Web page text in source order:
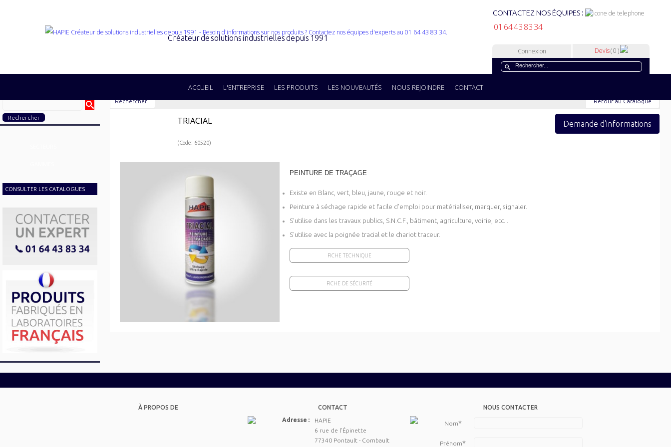
Créateur de solutions industrielles depuis 1991
CONTACTEZ NOS ÉQUIPES :
01 64 43 83 34
Connexion Devis( 0 )
ACCUEIL L'ENTREPRISE LES PRODUITS LES NOUVEAUTÉS NOUS REJOINDRE CONTACT
CONSULTER LES CATALOGUES
Rechercher Retour au Catalogue
TRIACIAL
(Code: 60520)
Demande d'informations
PEINTURE DE TRAÇAGE
Existe en Blanc, vert, bleu, jaune, rouge et noir.
Peinture à séchage rapide et facile d’emploi pour matérialiser, marquer, signaler.
S’utilise dans les travaux publics, S.N.C.F., bâtiment, agriculture, voirie, etc...
S'utilise avec la poignée tracial et le chariot traceur.
FICHE TECHNIQUE
FICHE DE SÉCURITÉ
À PROPOS DE
CONTACT
Adresse :
HAPIE
6 rue de l'Épinette
77340 Pontault - Combault
NOUS CONTACTER
Nom*
Prénom*